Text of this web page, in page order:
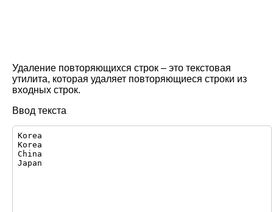
Удаление повторяющихся строк – это текстовая
утилита, которая удаляет повторяющиеся строки из
входных строк.
Ввод текста